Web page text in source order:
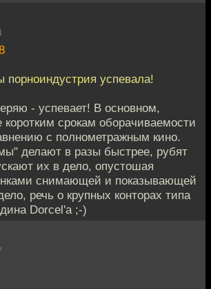
порноиндустрия успевала!
- успевает! В основном,
коротким срокам оборачиваемости
с полнометражным кино.
делают в разы быстрее, рубят
их в дело, опустошая
снимающей и показывающей
речь о крупных конторах типа
Dorcel'а ;-)